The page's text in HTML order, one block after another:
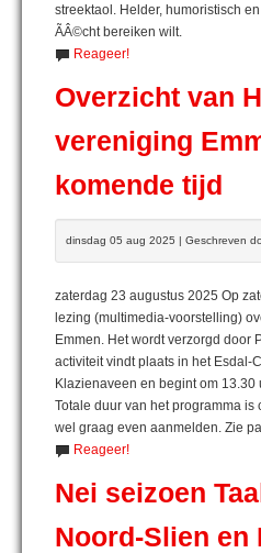
streektaol. Helder, humoristisch
ÃÂ©cht bereiken wilt.
Reageer!
Overzicht van
vereniging
komende tijd
dinsdag 05 aug 2025 | Geschreven
zaterdag 23 augustus 2025 Op
lezing (multimedia-voorstelling)
Emmen. Het wordt verzorgd door
activiteit vindt plaats in het Esdal-
Klazienaveen en begint om 13.30
Totale duur van het programma is
wel graag even aanmelden. Zie
Reageer!
Nei seizoen
Noord-Slien en